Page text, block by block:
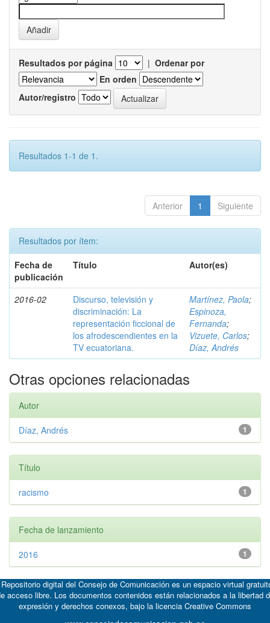
Resultados por página | Ordenar por
En orden
Autor/registro
Resultados 1-1 de 1.
Anterior 1 Siguiente
Resultados por ítem:
Fecha de
publicación
Título Autor(es)
2016-02
Discurso, televisión y
discriminación: La
representación ficcional de
los afrodescendientes en la
TV ecuatoriana.
Martínez, Paola;
Espinoza,
Fernanda;
Vizuete, Carlos;
Díaz, Andrés
Otras opciones relacionadas
Autor
1
Díaz, Andrés
Título
1
racismo
Fecha de lanzamiento
1
2016
digital del Consejo de Comunicación es un espacio virtual
acceso libre. Los documentos contenidos están relacionados a la libertad
expresión y derechos conexos, bajo la licencia Creative Commons